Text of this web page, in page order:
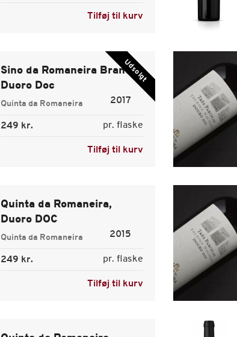
Tilføj til kurv
Udsolgt
Sino da Romaneira Branco
Duoro Doc
Quinta da Romaneira 2017
249 kr. pr. flaske
Tilføj til kurv
Quinta da Romaneira,
Duoro DOC
Quinta da Romaneira 2015
249 kr. pr. flaske
Tilføj til kurv